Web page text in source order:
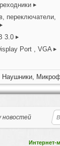
переключатели,
3.0
Port , VGA
Наушники,
новостей
Интернет-